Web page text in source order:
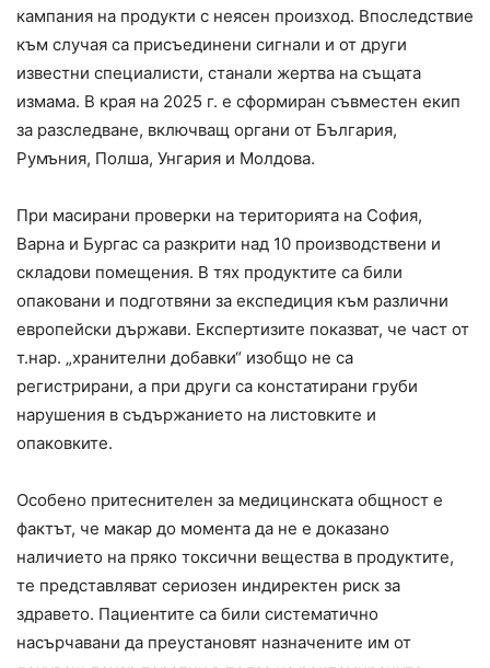
кампания на продукти с неясен произход. Впоследствие
към случая са присъединени сигнали и от други
известни специалисти, станали жертва на същата
измама. В края на 2025 г. е сформиран съвместен екип
за разследване, включващ органи от България,
Румъния, Полша, Унгария и Молдова.
При масирани проверки на територията на София,
Варна и Бургас са разкрити над 10 производствени и
складови помещения. В тях продуктите са били
опаковани и подготвяни за експедиция към различни
европейски държави. Експертизите показват, че част от
т.нар. „хранителни добавки“ изобщо не са
регистрирани, а при други са констатирани груби
нарушения в съдържанието на листовките и
опаковките.
Особено притеснителен за медицинската общност е
фактът, че макар до момента да не е доказано
наличието на пряко токсични вещества в продуктите,
те представляват сериозен индиректен риск за
здравето. Пациентите са били систематично
насърчавани да преустановят назначените им от